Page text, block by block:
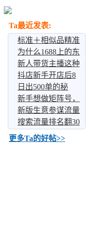
Ta最近发表:
标准＋相似品精准
打标，电商运营
为什么1688上的东
西都在涨价？有没
有发现
新人带货主播这种
情况该怎么办呀
抖店新手开店后8
个基础设置你得做
好
日出500单的秘
密，这些国家小众
品类正爆发
新手想做矩阵号，
如何打造TikTok矩
阵号？
新版生意参谋流量
分析。
搜索流量排名翻30
倍。
更多Ta的好帖>>